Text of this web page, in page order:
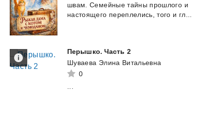
швам.
Семейные тайны прошлого и
настоящего переплелись, того и гл...
Перышко. Часть 2
Шуваева Элина Витальевна
0